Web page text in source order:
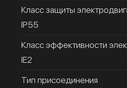
Класс защиты
IP55
Класс эффективности
IE2
Тип присоединения